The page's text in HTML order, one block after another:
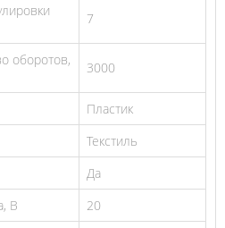
7
оборотов,
3000
Пластик
Текстиль
Да
В
20